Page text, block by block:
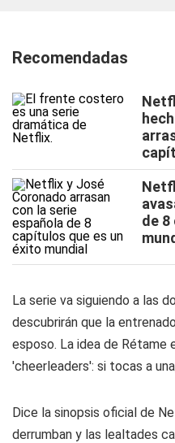
Recomendadas
de
La serie va siguiendo a las
descubrirán que la
esposo. La idea de Rétame
'cheerleaders': si tocas a
Dice la sinopsis oficial de
derrumban y las lealtades